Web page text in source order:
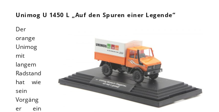
Unimog U 1450 L „Auf den Spuren einer Legende“
Der
orange
Unimog
mit
langem
Radstand
hat wie
sein
Vorgäng
er ein